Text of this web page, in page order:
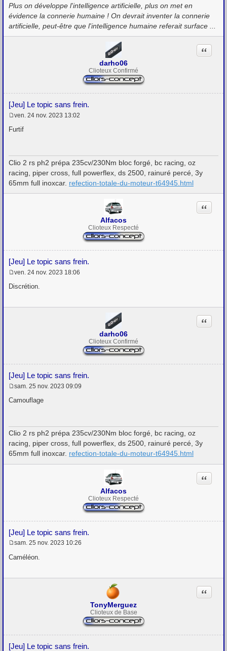
e
Plus on développe l'intelligence artificielle, plus on met en
évidence la connerie humaine ! On devrait inventer la connerie
artificielle, peut-être que l'intelligence humaine referait surface ...
darho06
Clioteux Confirmé
[Jeu] Le topic sans frein.
Citation
e
g
e
ven. 24 nov. 2023 13:02
Furtif
Clio 2 rs ph2 prépa 235cv/230Nm bloc forgé, bc racing, oz
racing, piper cross, full powerflex, ds 2500, rainuré percé, 3y
65mm full inoxcar. refection-totale-du-moteur-t64945.html
Alfacos
Clioteux Respecté
[Jeu] Le topic sans frein.
Citation
e
a
ven. 24 nov. 2023 18:06
Discrétion.
darho06
Clioteux Confirmé
[Jeu] Le topic sans frein.
Citation
e
g
e
sam. 25 nov. 2023 09:09
Camouflage
Clio 2 rs ph2 prépa 235cv/230Nm bloc forgé, bc racing, oz
racing, piper cross, full powerflex, ds 2500, rainuré percé, 3y
65mm full inoxcar. refection-totale-du-moteur-t64945.html
Alfacos
Clioteux Respecté
[Jeu] Le topic sans frein.
Citation
e
a
sam. 25 nov. 2023 10:26
Caméléon.
TonyMerguez
Clioteux de Base
[Jeu] Le topic sans frein.
Citation